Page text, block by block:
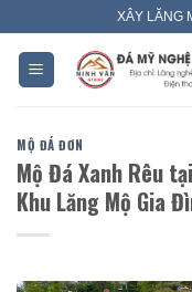
content
XÂY LĂNG
MỘ ĐÁ ĐƠN
Mộ Đá Xanh Rêu
Khu Lăng Mộ Gia